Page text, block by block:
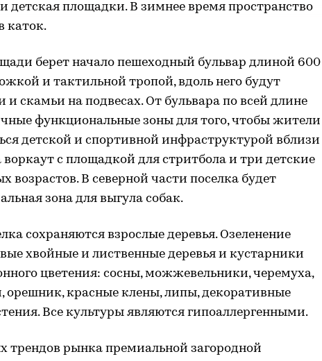
детская площадки. В зимнее время пространство
каток.
берет начало пешеходный бульвар длиной 600
и тактильной тропой, вдоль него будут
и скамьи на подвесах. От бульвара по всей длине
функциональные зоны для того, чтобы жители
детской и спортивной инфраструктурой вблизи
воркаут с площадкой для стритбола и три детские
возрастов. В северной части поселка будет
зона для выгула собак.
сохраняются взрослые деревья. Озеленение
хвойные и лиственные деревья и кустарники
цветения: сосны, можжевельники, черемуха,
орешник, красные клены, липы, декоративные
Все культуры являются гипоаллергенными.
трендов рынка премиальной загородной